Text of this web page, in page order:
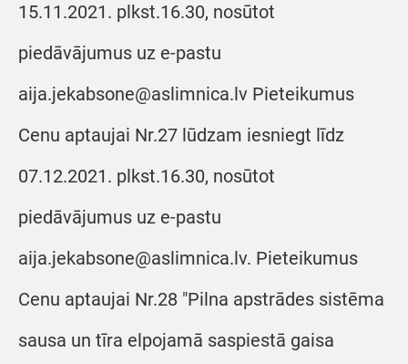
15.11.2021. plkst.16.30, nosūtot
piedāvājumus uz e-pastu
aija.jekabsone@aslimnica.lv Pieteikumus
Cenu aptaujai Nr.27 lūdzam iesniegt līdz
07.12.2021. plkst.16.30, nosūtot
piedāvājumus uz e-pastu
aija.jekabsone@aslimnica.lv. Pieteikumus
Cenu aptaujai Nr.28 "Pilna apstrādes sistēma
sausa un tīra elpojamā saspiestā gaisa